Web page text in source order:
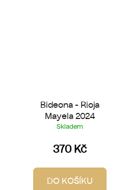
Bideona - Rioja
Mayela 2024
Skladem
370 Kč
DO KOŠÍKU